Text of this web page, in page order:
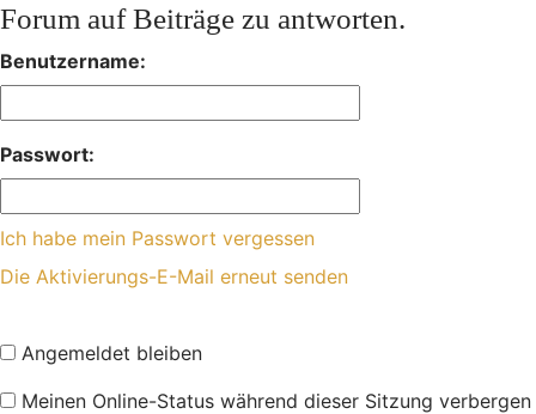
Forum auf Beiträge zu antworten.
Benutzername:
Passwort:
Ich habe mein Passwort vergessen
Die Aktivierungs-E-Mail erneut senden
Angemeldet bleiben
Meinen Online-Status während dieser Sitzung verbergen